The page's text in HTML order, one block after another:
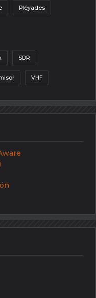
Pléyades
SDR
VHF